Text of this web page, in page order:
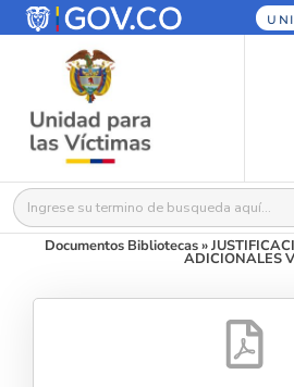
Buscar:
Documentos Bibliotecas»
ADICIONALES